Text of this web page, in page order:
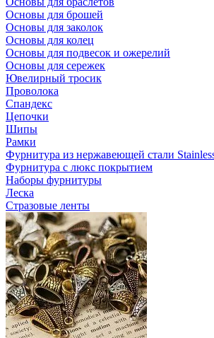
Основы для брошей
Основы для заколок
Основы для колец
Основы для подвесок и ожерелий
Основы для сережек
Ювелирный тросик
Проволока
Спандекс
Цепочки
Шипы
Рамки
Фурнитура из нержавеющей стали
Фурнитура с люкс покрытием
Наборы фурнитуры
Леска
Стразовые ленты